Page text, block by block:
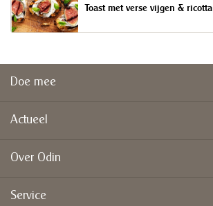
Toast met verse vijgen & ricotta
Doe mee
Actueel
Over Odin
Service